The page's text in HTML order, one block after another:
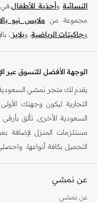
النسائية وأحذية للأطفال
مجموعة من ملابس نيو
وجاكيتات الرياضية، وبلايز ،
تسوقأزياء الرجال من نيو
التيشرتات
قماش وبناطيل متنوعة
ملابس نيو بلانس والأحذية
الحياة العادي بالإضافة إلى
نيو بالانس للرجال لرحلتك
وأحذية رياضية حمراء مثل
للرجال في أحذية رياضية مثل
نيو بالانس مثالية للحفاظ
بالانس الصفراء للرجال
تسوق من متجر نيو بالانس
الوجهة الأفضل للتسوق عبر
يقدم لك متجر نمشي
التجارية ليكون وجهتك الأولى
السعودية الأخرى. تألق
مستلزمات المنزل لإضافة
التجميل بكافة أنواعها،
أفضل العلامات التجارية في
يضم متجر نمشي السعودية
عن نمشي
عن نمشي